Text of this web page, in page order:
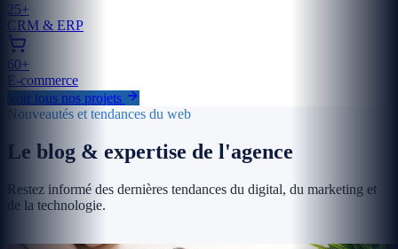
25+
CRM & ERP
60+
E-commerce
Voir tous nos projets
Nouveautés et tendances du web
Le blog & expertise de l'agence
Restez informé des dernières tendances du digital, du marketing et
de la technologie.